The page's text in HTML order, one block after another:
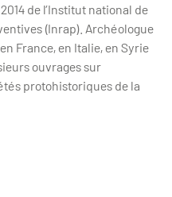
de l’Institut national de
(Inrap). Archéologue
France, en Italie, en Syrie
ouvrages sur
protohistoriques de la